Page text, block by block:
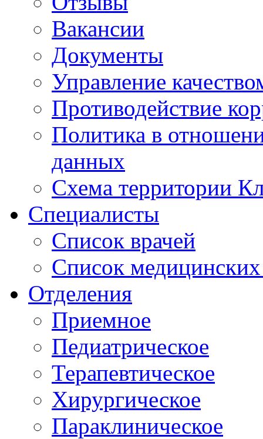
Вакансии
Документы
Управление
Противодействие
Политика в
данных
Схема территории
Специалисты
Список врачей
Список медицинских
Отделения
Приемное
Педиатрическое
Терапевтическое
Хирургическое
Параклиническое